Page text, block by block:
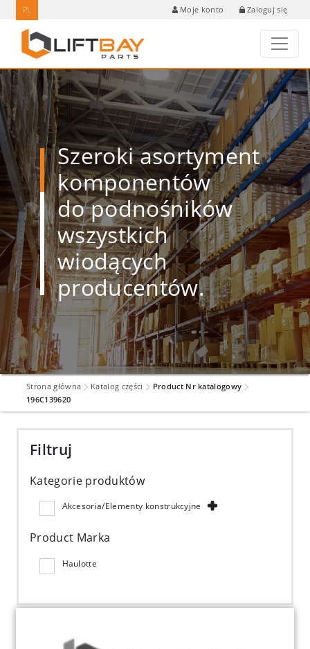
PL Moje konto Zaloguj się
Szeroki asortyment
komponentów
do podnośników
wszystkich
wiodących
producentów.
Strona główna Katalog części
Product Nr katalogowy
196C139620
Filtruj
Kategorie produktów
Akcesoria/Elementy konstrukcyjne
Product Marka
Haulotte